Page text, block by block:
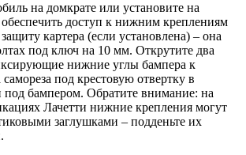
на домкрате или установите на
доступ к нижним креплениям
картера (если установлена) – она
под ключ на 10 мм. Открутите два
нижние углы бампера к
под крестовую отвертку в
под бампером. Обратите внимание: на
Лачетти нижние крепления могут
заглушками – подденьте их